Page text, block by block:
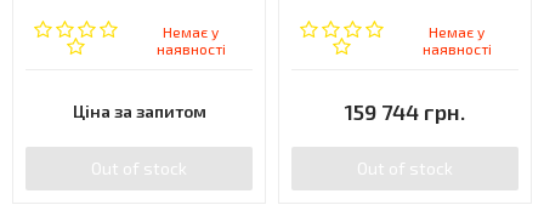
Немає у
наявності
Ціна за запитом
Out of stock
Немає у
наявності
159 744 грн.
Out of stock